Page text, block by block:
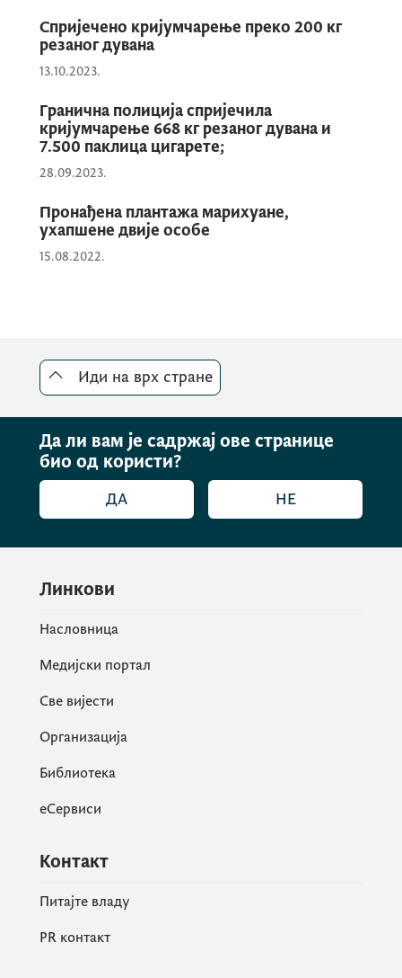
Лице, возило и опојна дрога су предати
службеницима Одјељења безбједности
тужиоца у Вишем државном тужилаштву у
Подгорици лишили слободе Н.П. због
сумње да је извршио кривично дјело
стављање у промет опојних дрога.
Спријечено кријумчарење преко 200 кг
резаног дувана
13.10.2023.
Гранична полиција спријечила
кријумчарење 668 кг резаног дувана и
7.500 паклица цигарете;
28.09.2023.
Пронађена плантажа марихуане,
ухапшене двије особе
15.08.2022.
Иди на врх стране
Да ли вам је садржај ове странице
био од користи?
ДА НЕ
Линкови
Насловница
Медијски портал
Све вијести
Организација
Библиотека
еСервиси
Контакт
Питајте владу
PR контакт